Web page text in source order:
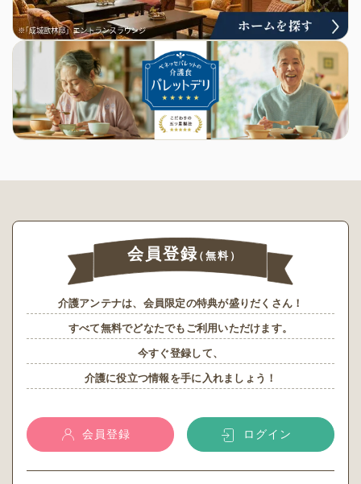
会員登録（無料）
介護アンテナは、会員限定の特典が盛りだくさん！
すべて無料でどなたでもご利用いただけます。
今すぐ登録して、
介護に役立つ情報を手に入れましょう！
会員登録 ログイン